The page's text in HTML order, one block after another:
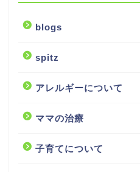
blogs
spitz
アレルギーについて
ママの治療
子育てについて